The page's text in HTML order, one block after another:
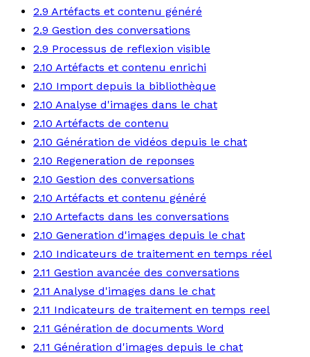
2.9 Artéfacts et contenu généré
2.9 Gestion des conversations
2.9 Processus de reflexion visible
2.10 Artéfacts et contenu enrichi
2.10 Import depuis la bibliothèque
2.10 Analyse d'images dans le chat
2.10 Artéfacts de contenu
2.10 Génération de vidéos depuis le chat
2.10 Regeneration de reponses
2.10 Gestion des conversations
2.10 Artéfacts et contenu généré
2.10 Artefacts dans les conversations
2.10 Generation d'images depuis le chat
2.10 Indicateurs de traitement en temps réel
2.11 Gestion avancée des conversations
2.11 Analyse d'images dans le chat
2.11 Indicateurs de traitement en temps reel
2.11 Génération de documents Word
2.11 Génération d'images depuis le chat